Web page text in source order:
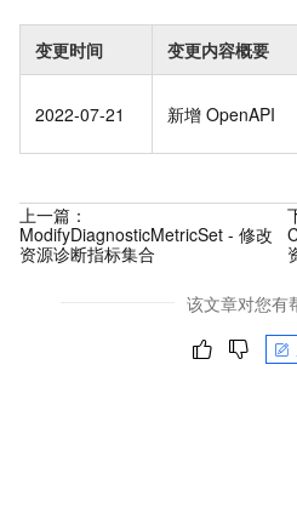
变更时间 变更内容概要
2022-07-21 新增 OpenAPI
上一篇：
ModifyDiagnosticMetricSet - 修改
资源诊断指标集合
该文章对您有